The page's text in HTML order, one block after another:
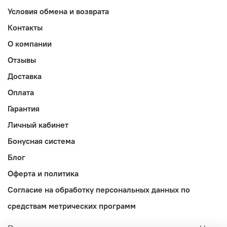
Условия обмена и возврата
Контакты
О компании
Отзывы
Доставка
Оплата
Гарантия
Личный кабинет
Бонусная система
Блог
Оферта и политика
Согласие на обработку персональных данных по
средствам метрических программ